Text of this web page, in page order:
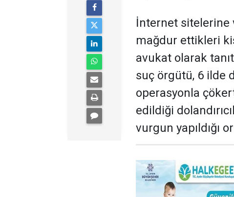
İnternet sitelerine
mağdur ettikleri
avukat olarak
suç örgütü, 6 ilde
operasyonla
edildiği
vurgun yapıldığı